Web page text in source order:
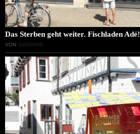
Das Sterben geht weiter. Fischladen Adé!
VON GASPARD